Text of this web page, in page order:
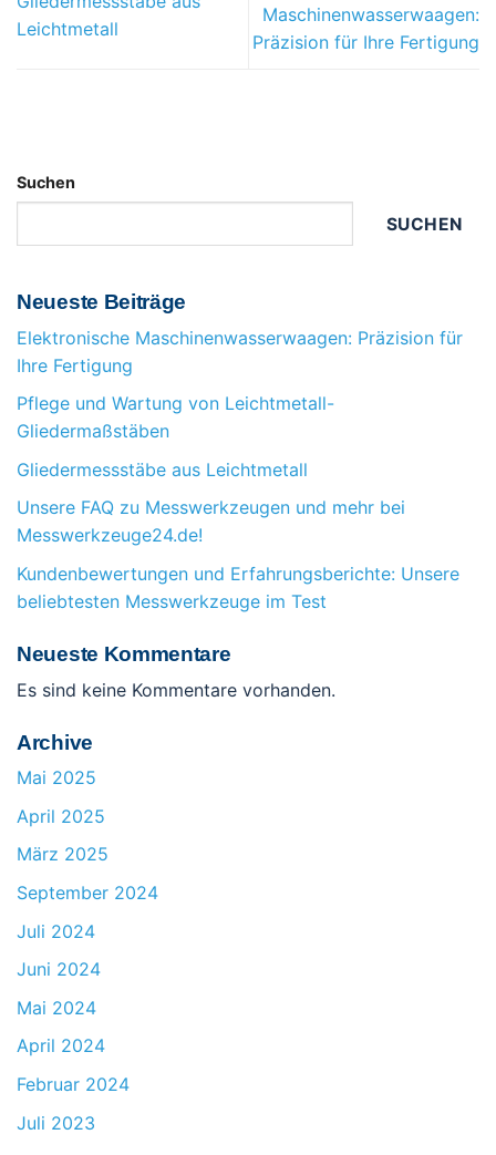
Leichtmetall
Maschinenwasserwaagen:
Präzision für Ihre Fertigung
Suchen
SUCHEN
Neueste Beiträge
Elektronische Maschinenwasserwaagen: Präzision für
Ihre Fertigung
Pflege und Wartung von Leichtmetall-
Gliedermaßstäben
Gliedermessstäbe aus Leichtmetall
Unsere FAQ zu Messwerkzeugen und mehr bei
Messwerkzeuge24.de!
Kundenbewertungen und Erfahrungsberichte: Unsere
beliebtesten Messwerkzeuge im Test
Neueste Kommentare
Es sind keine Kommentare vorhanden.
Archive
Mai 2025
April 2025
März 2025
September 2024
Juli 2024
Juni 2024
Mai 2024
April 2024
Februar 2024
Juli 2023